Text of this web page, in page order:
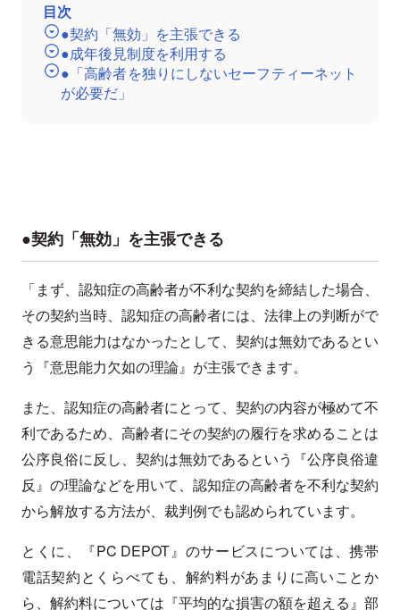
目次
●契約「無効」を主張できる
●成年後見制度を利用する
●「高齢者を独りにしないセーフティーネット
が必要だ」
●契約「無効」を主張できる
「まず、認知症の高齢者が不利な契約を締結した場合、
その契約当時、認知症の高齢者には、法律上の判断がで
きる意思能力はなかったとして、契約は無効であるとい
う『意思能力欠如の理論』が主張できます。
また、認知症の高齢者にとって、契約の内容が極めて不
利であるため、高齢者にその契約の履行を求めることは
公序良俗に反し、契約は無効であるという『公序良俗違
反』の理論などを用いて、認知症の高齢者を不利な契約
から解放する方法が、裁判例でも認められています。
とくに、『PC DEPOT』のサービスについては、携帯
電話契約とくらべても、解約料があまりに高いことか
ら、解約料については『平均的な損害の額を超える』部